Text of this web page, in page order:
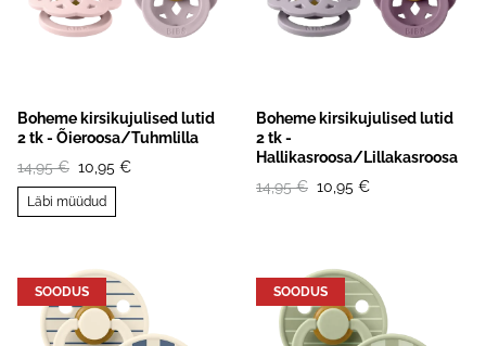
Boheme kirsikujulised lutid
2 tk - Õieroosa/Tuhmlilla
14,95 € 10,95 €
Läbi müüdud
Boheme kirsikujulised lutid
2 tk -
Hallikasroosa/Lillakasroosa
14,95 € 10,95 €
SOODUS SOODUS